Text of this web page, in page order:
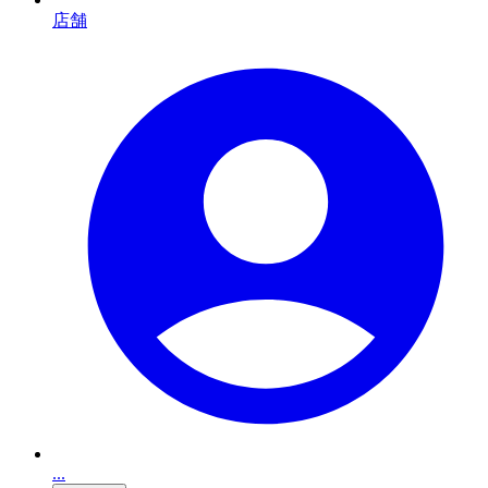
店舗
...